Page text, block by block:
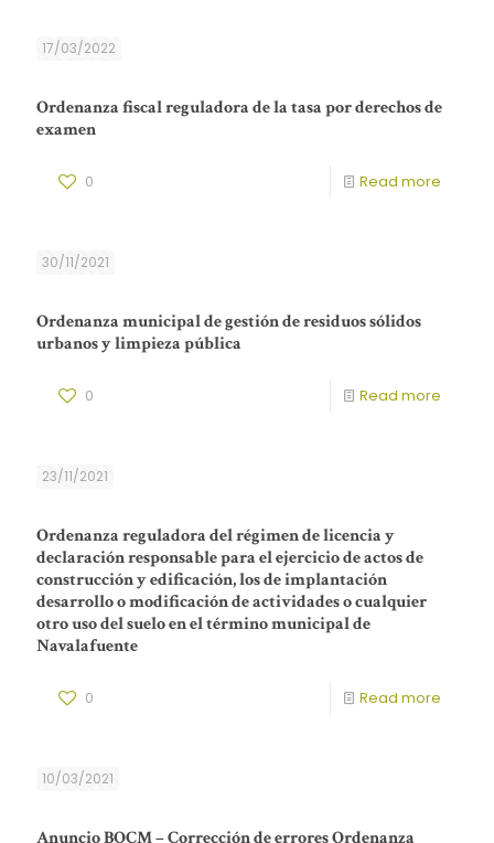
17/03/2022
Ordenanza fiscal reguladora de la tasa por derechos de
examen
0 Read more
30/11/2021
Ordenanza municipal de gestión de residuos sólidos
urbanos y limpieza pública
0 Read more
23/11/2021
Ordenanza reguladora del régimen de licencia y
declaración responsable para el ejercicio de actos de
construcción y edificación, los de implantación
desarrollo o modificación de actividades o cualquier
otro uso del suelo en el término municipal de
Navalafuente
0 Read more
10/03/2021
Anuncio BOCM – Corrección de errores Ordenanza